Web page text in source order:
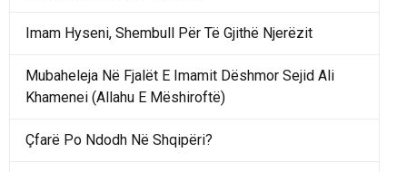
Imam Hyseni, Shembull Për Të Gjithë Njerëzit
Mubaheleja Në Fjalët E Imamit Dëshmor Sejid Ali
Khamenei (Allahu E Mëshiroftë)
Çfarë Po Ndodh Në Shqipëri?